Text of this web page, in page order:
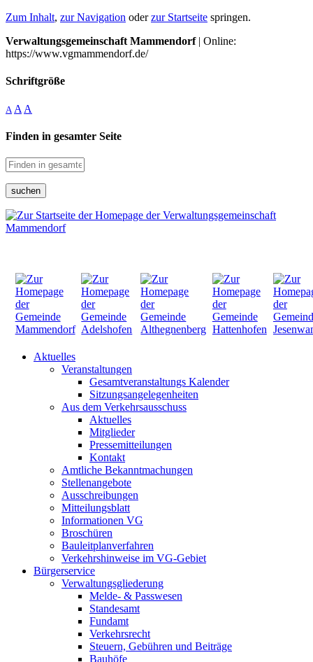
Zum Inhalt, zur Navigation oderzur Startseite springen.
Verwaltungsgemeinschaft Mammendorf| Online:
https://www.vgmammendorf.de/
Schriftgröße
A A A
Finden in gesamter Seite
suchen
Aktuelles
Veranstaltungen
Gesamtveranstaltungs Kalender
Sitzungsangelegenheiten
Aus dem Verkehrsausschuss
Aktuelles
Mitglieder
Pressemitteilungen
Kontakt
Amtliche Bekanntmachungen
Stellenangebote
Ausschreibungen
Mitteilungsblatt
Informationen VG
Broschüren
Bauleitplanverfahren
Verkehrshinweise im VG-Gebiet
Bürgerservice
Verwaltungsgliederung
Melde- & Passwesen
Standesamt
Fundamt
Verkehrsrecht
Steuern, Gebühren und Beiträge
Bauhöfe